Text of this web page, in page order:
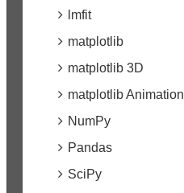
lmfit
matplotlib
matplotlib 3D
matplotlib Animation
NumPy
Pandas
SciPy